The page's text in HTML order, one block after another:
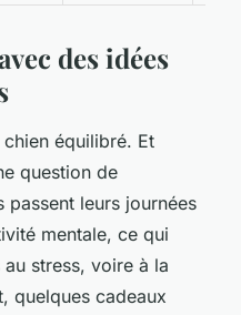
des idées
chien équilibré. Et
question de
passent leurs journées
mentale, ce qui
au stress, voire à la
quelques cadeaux